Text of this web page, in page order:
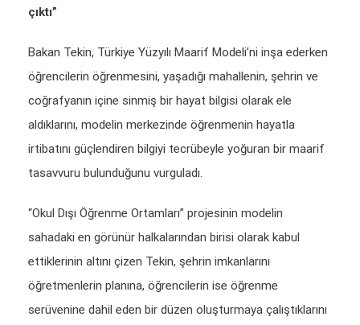
çıktı”
Bakan Tekin, Türkiye Yüzyılı Maarif Modeli’ni inşa ederken
öğrencilerin öğrenmesini, yaşadığı mahallenin, şehrin ve
coğrafyanın içine sinmiş bir hayat bilgisi olarak ele
aldıklarını, modelin merkezinde öğrenmenin hayatla
irtibatını güçlendiren bilgiyi tecrübeyle yoğuran bir maarif
tasavvuru bulunduğunu vurguladı.
“Okul Dışı Öğrenme Ortamları” projesinin modelin
sahadaki en görünür halkalarından birisi olarak kabul
ettiklerinin altını çizen Tekin, şehrin imkanlarını
öğretmenlerin planına, öğrencilerin ise öğrenme
serüvenine dahil eden bir düzen oluşturmaya çalıştıklarını